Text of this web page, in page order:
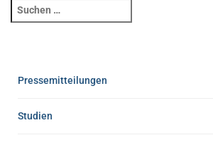
Pressemitteilungen
Studien